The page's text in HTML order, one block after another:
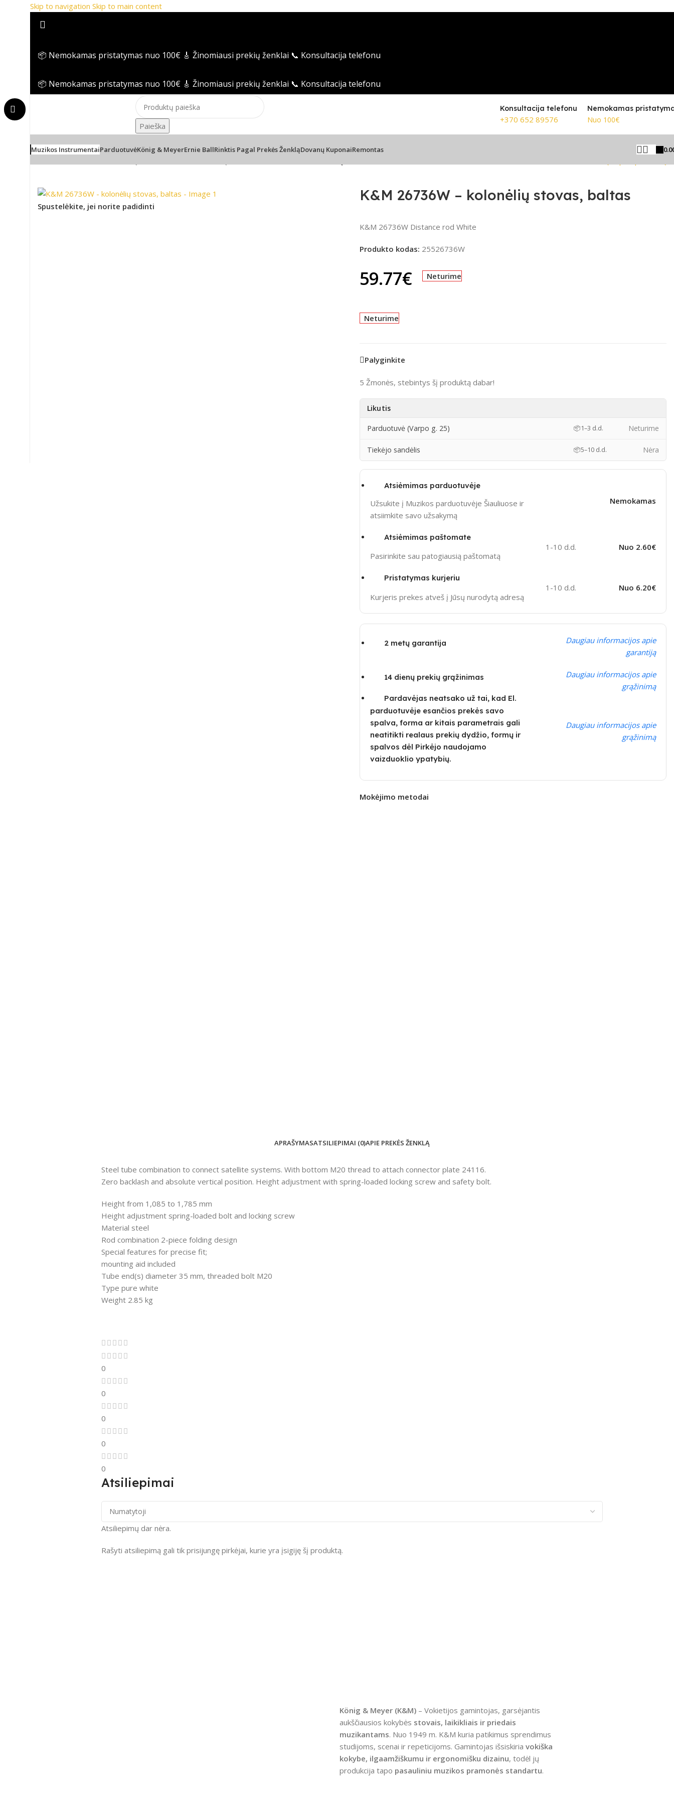
Skip to navigation Skip to main content
📦 Nemokamas pristatymas nuo 100€ 🎸 Žinomiausi prekių ženklai 📞 Konsultacija telefonu
📦 Nemokamas pristatymas nuo 100€ 🎸 Žinomiausi prekių ženklai 📞 Konsultacija telefonu
Paieška
Konsultacija telefonu
+370 652 89576
Nemokamas
Nuo 100€
Muzikos InstrumentaiParduotuvėKönig & MeyerErnie BallRinktis Pagal Prekės ŽenkląDovanų KuponaiRemontas
Spustelėkite, jei norite padidinti
K&M 26736W – kolonėlių stovas, baltas
K&M 26736W Distance rod White
Produkto kodas: 25526736W
59.77€ Neturime
Neturime
Palyginkite
5 Žmonės, stebintys šį produktą dabar!
Likutis
Parduotuvė (Varpo g. 25) 📦1–3 d.d. Neturime
Tiekėjo sandėlis 📦5–10 d.d. Nėra
Atsiėmimas parduotuvėje
Užsukite į Muzikos parduotuvėje Šiauliuose ir
atsiimkite savo užsakymą
Nemokamas
Atsiėmimas paštomate
Pasirinkite sau patogiausią paštomatą
1-10 d.d. Nuo 2.60€
Pristatymas kurjeriu
Kurjeris prekes atveš į Jūsų nurodytą adresą
1-10 d.d. Nuo 6.20€
2 metų garantija
Daugiau informacijos apie
garantiją
14 dienų prekių grąžinimas
Daugiau informacijos apie
grąžinimą
Pardavėjas neatsako už tai, kad El.
parduotuvėje esančios prekės savo
spalva, forma ar kitais parametrais gali
neatitikti realaus prekių dydžio, formų ir
spalvos dėl Pirkėjo naudojamo
vaizduoklio ypatybių.
Daugiau informacijos apie
grąžinimą
Mokėjimo metodai
APRAŠYMASATSILIEPIMAI (0)APIE PREKĖS ŽENKLĄ
Steel tube combination to connect satellite systems. With bottom M20 thread to attach connector plate 24116.
Zero backlash and absolute vertical position. Height adjustment with spring-loaded locking screw and safety bolt.
Height from 1,085 to 1,785 mm
Height adjustment spring-loaded bolt and locking screw
Material steel
Rod combination 2-piece folding design
Special features for precise fit;
mounting aid included
Tube end(s) diameter 35 mm, threaded bolt M20
Type pure white
Weight 2.85 kg
0
0
0
0
0
Atsiliepimai
Atsiliepimų dar nėra.
Rašyti atsiliepimą gali tik prisijungę pirkėjai, kurie yra įsigiję šį produktą.
König & Meyer (K&M) – Vokietijos gamintojas, garsėjantis
aukščiausios kokybės stovais, laikikliais ir priedais
muzikantams. Nuo 1949 m. K&M kuria patikimus sprendimus
studijoms, scenai ir repeticijoms. Gamintojas išsiskiria vokiška
kokybe, ilgaamžiškumu ir ergonomišku dizainu, todėl jų
produkcija tapo pasauliniu muzikos pramonės standartu.